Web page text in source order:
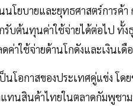
นโยบายและยุทธศาสตร์การ
บต้นทุนค่าใช้จ่ายได้ต่อไป ทั้ง
าใช้จ่ายด้านโกดังและเงินเ
โอกาสของประเทศคู่แข่ง โ
แทนสินค้าไทยในตลาดกัมพูช